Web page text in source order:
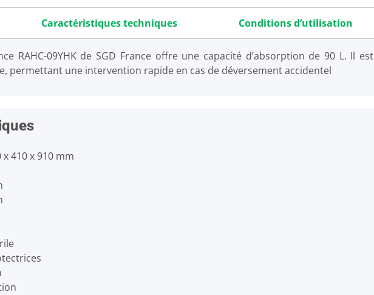
Caractéristiques techniques Conditions d’utilisation
RAHC-09YHK de SGD France offre une capacité d’absorption de 90 L. Il est
permettant une intervention rapide en cas de déversement accidentel
410 x 910 mm